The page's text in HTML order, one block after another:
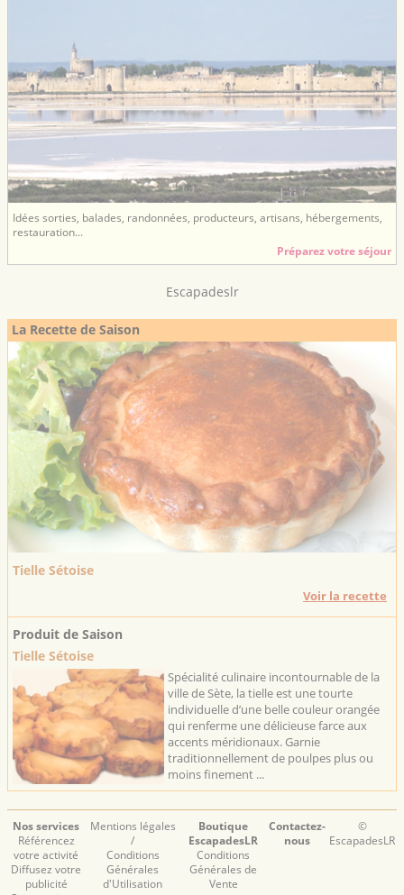
Idées sorties, balades, randonnées, producteurs, artisans, hébergements,
restauration...
Préparez votre séjour
Escapadeslr
La Recette de Saison
Tielle Sétoise
Voir la recette
Produit de Saison
Tielle Sétoise
Spécialité culinaire incontournable de la
ville de Sète, la tielle est une tourte
individuelle d’une belle couleur orangée
qui renferme une délicieuse farce aux
accents méridionaux. Garnie
traditionnellement de poulpes plus ou
moins finement ...
Nos services
Référencez
votre activité
Diffusez votre
publicité
Mentions légales
/
Conditions
Générales
d'Utilisation
Boutique
EscapadesLR
Conditions
Générales de
Vente
Contactez-
nous
©
EscapadesLR